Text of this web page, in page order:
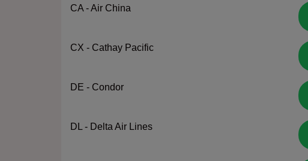
CA - Air China
CX - Cathay Pacific
DE - Condor
DL - Delta Air Lines